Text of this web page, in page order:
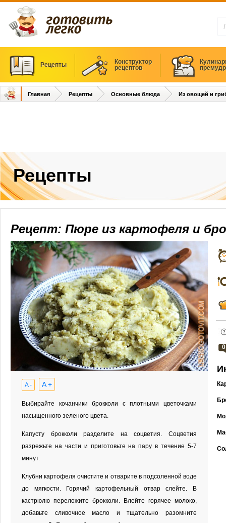
Рецепты
Конструктор
рецептов
Главная Рецепты Основные блюда Из овощей и
Рецепты
Рецепт: Пюре из картофеля и
A - A +
Выбирайте кочанчики брокколи с плотными цветочками
насыщенного зеленого цвета.
Капусту брокколи разделите на соцветия. Соцветия
разрежьте на части и приготовьте на пару в течение 5-7
минут.
Клубни картофеля очистите и отварите в подсоленной воде
до мягкости. Горячий картофельный отвар слейте. В
кастрюлю переложите брокколи. Влейте горячее молоко,
добавьте сливочное масло и тщательно разомните
0